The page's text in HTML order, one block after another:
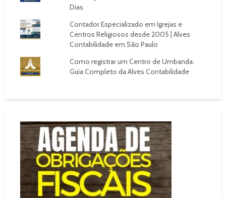
Dias
Contador Especializado em Igrejas e
Centros Religiosos desde 2005 | Alves
Contabilidade em São Paulo
Como registrar um Centro de Umbanda:
Guia Completo da Alves Contabilidade